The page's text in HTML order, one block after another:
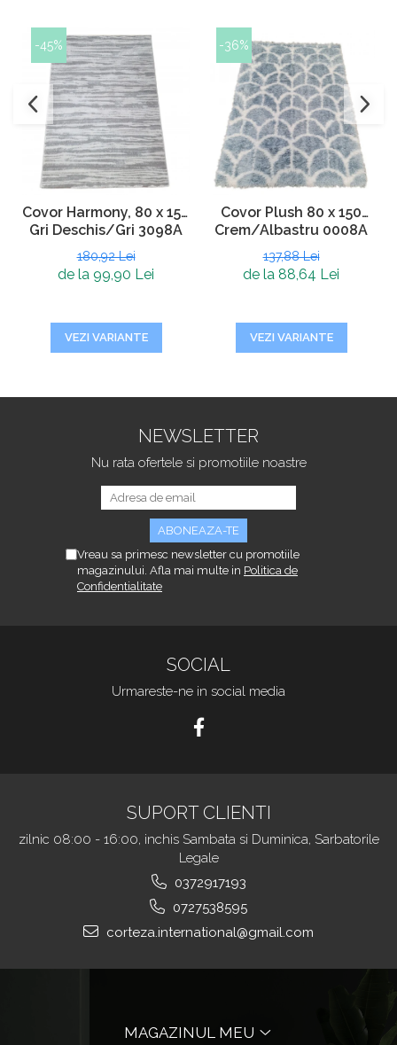
-45%
Covor Harmony, 80 x 150
Gri Deschis/Gri 3098A
180,92 Lei
de la 99,90 Lei
VEZI VARIANTE
-36%
Covor Plush 80 x 150
Crem/Albastru 0008A
137,88 Lei
de la 88,64 Lei
VEZI VARIANTE
NEWSLETTER
Nu rata ofertele si promotiile noastre
Vreau sa primesc newsletter cu promotiile
magazinului. Afla mai multe in Politica de
Confidentialitate
SOCIAL
Urmareste-ne in social media
SUPORT CLIENTI
zilnic 08:00 - 16:00, inchis Sambata si Duminica, Sarbatorile
Legale
0372917193
0727538595
corteza.international@gmail.com
MAGAZINUL MEU